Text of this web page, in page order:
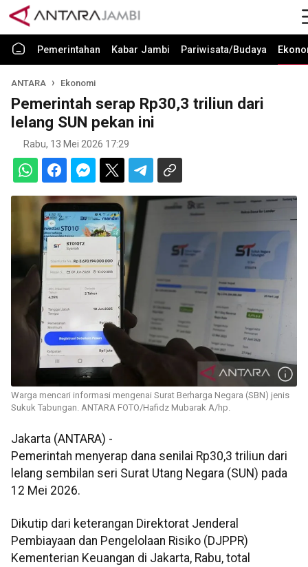
Pemerintahan Kabar Jambi Pariwisata/Budaya
ANTARA Ekonomi
Pemerintah serap Rp30,3 triliun dari
lelang SUN pekan ini
Rabu, 13 Mei 2026 17:29
Warga mencari informasi mengenai Surat Berharga Negara (SBN) jenis
Sukuk Tabungan. ANTARA FOTO/Hafidz Mubarak A/hp.
Jakarta (ANTARA) -
Pemerintah menyerap dana senilai Rp30,3 triliun dari
lelang sembilan seri Surat Utang Negara (SUN) pada
12 Mei 2026.
Dikutip dari keterangan Direktorat Jenderal
Pembiayaan dan Pengelolaan Risiko (DJPPR)
Kementerian Keuangan di Jakarta, Rabu, total